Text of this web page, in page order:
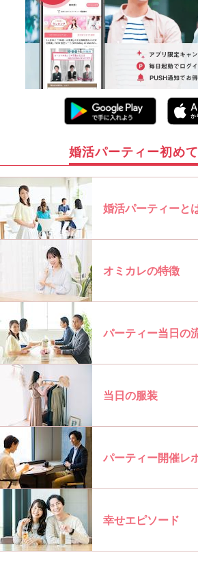
婚活パーティー初め
婚活パーティーと
オミカレの特徴
パーティー当日の
当日の服装
パーティー開催レ
幸せエピソード